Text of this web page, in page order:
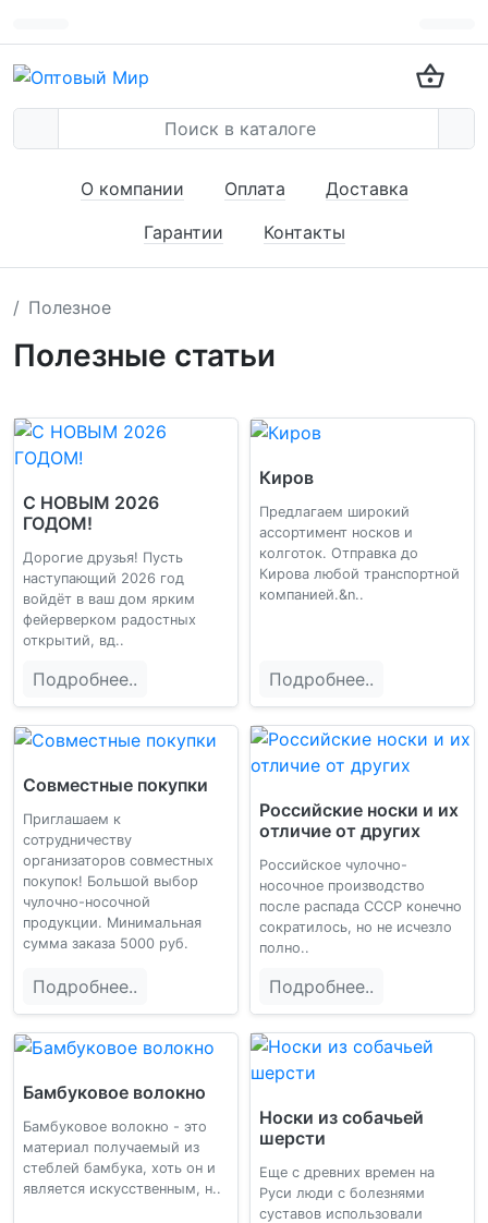
О компании Оплата
Доставка
Гарантии
Контакты
Полезное
Полезные статьи
С НОВЫМ 2026
ГОДОМ!
Дорогие друзья! Пусть
наступающий 2026 год
войдёт в ваш дом ярким
фейерверком радостных
открытий, вд..
Подробнее..
Киров
Предлагаем широкий
ассортимент носков и
колготок. Отправка до
Кирова любой транспортной
компанией.&n..
Подробнее..
Совместные покупки
Приглашаем к
сотрудничеству
организаторов совместных
покупок! Большой выбор
чулочно-носочной
продукции. Минимальная
сумма заказа 5000 руб.
Подробнее..
Российские носки и их
отличие от других
Российское чулочно-
носочное производство
после распада СССР конечно
сократилось, но не исчезло
полно..
Подробнее..
Бамбуковое волокно
Бамбуковое волокно - это
материал получаемый из
стеблей бамбука, хоть он и
является искусственным, н..
Носки из собачьей
шерсти
Еще с древних времен на
Руси люди с болезнями
суставов использовали